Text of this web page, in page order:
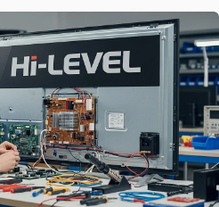
Servis
Gümüşpınar'de çalışmıyorsa
→
TV teknisyeniniz ortalama 90
→